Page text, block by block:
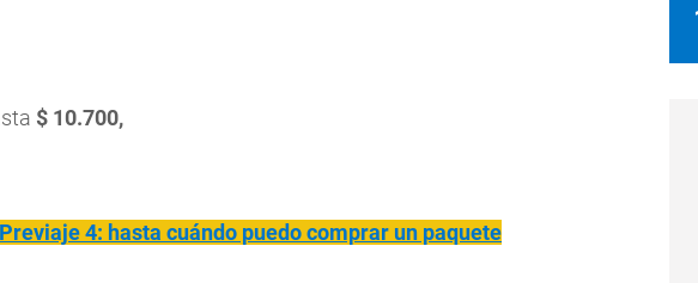
$ 10.700,
4: hasta cuándo puedo comprar un paquete